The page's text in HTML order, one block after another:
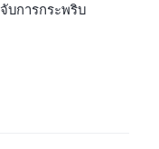
จับการกระพริบ